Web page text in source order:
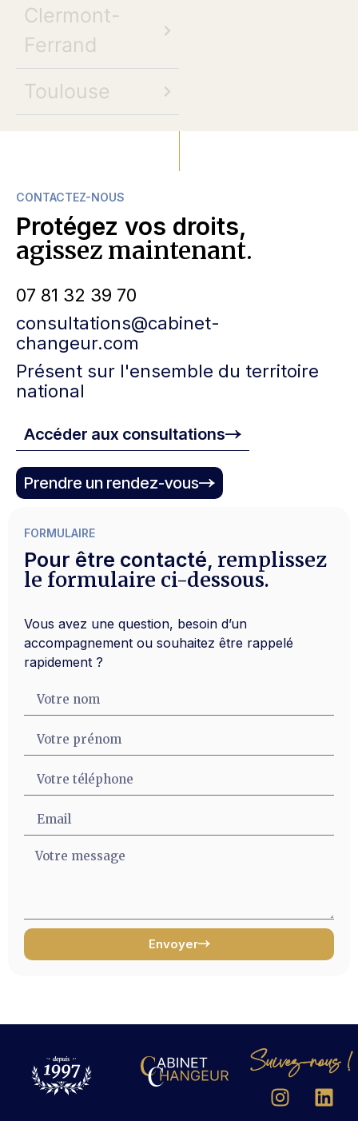
Clermont-
Ferrand
Toulouse
CONTACTEZ-NOUS
Protégez vos droits,
agissez maintenant.
07 81 32 39 70
consultations@cabinet-
changeur.com
Présent sur l'ensemble du territoire
national
Accéder aux consultations
Prendre un rendez-vous
FORMULAIRE
Pour être contacté, remplissez
le formulaire ci-dessous.
Vous avez une question, besoin d’un
accompagnement ou souhaitez être rappelé
rapidement ?
Envoyer